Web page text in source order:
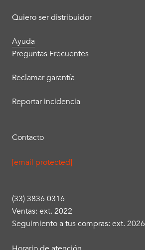
Quiero ser distribuidor
Ayuda
Preguntas Frecuentes
Reclamar garantía
Reportar incidencia
Contacto
[email protected]
(33) 3836 0316
Ventas: ext. 2022
Seguimiento a tus compras: ext. 2026